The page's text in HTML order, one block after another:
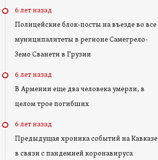
6 лет назад
Полицейские блок-посты на въезде во все
муниципалитеты в регионе Самегрело-
Земо Сванети в Грузии
6 лет назад
В Армении еще два человека умерли, в
целом трое погибших
6 лет назад
Предыдущая хроника событий на Кавказе
в связи с пандемией коронавируса